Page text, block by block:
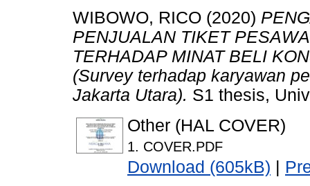
WIBOWO, RICO (2020)
PENJUALAN TIKET
TERHADAP MINAT BELI
(Survey terhadap karyawan
Jakarta Utara). S1 thesis,
Other (HAL COVER)
1. COVER.PDF
Download (605kB)